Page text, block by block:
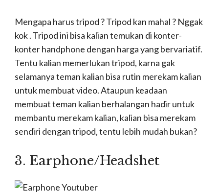
http://www.belifurniture.com/blog/butuh-asisten-meja-kantor-ini-
bisa-lho/
Yang terakhir kalian harus mempunyai
laptop/komputer. Ini merupakan komponen
terpenting para Youtuberselain kamera ya.
Kenapa bisa dikategorikan penting, karna tanpa
yang telah diedit dengan rapi, lah kan bisa
menggunakan handphone, tapi untuk lebih